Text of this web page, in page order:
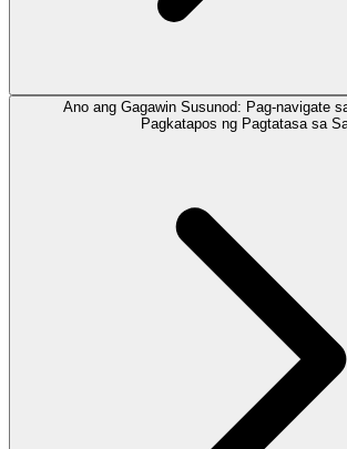
Ano ang Gagawin Susunod: Pag-navigate
Pagkatapos ng Pagtatasa sa